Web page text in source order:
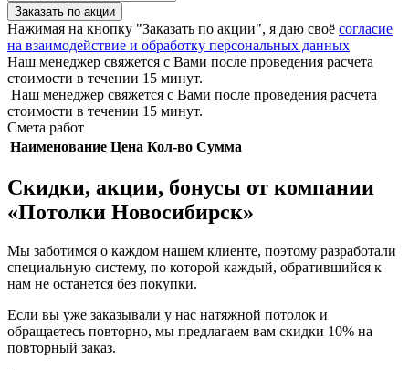
Заказать по акции
Нажимая на кнопку "Заказать по акции", я даю своё согласие
на взаимодействие и обработку персональных данных
Наш менеджер свяжется с Вами после проведения расчета
стоимости в течении 15 минут.
Наш менеджер свяжется с Вами после проведения расчета
стоимости в течении 15 минут.
Смета работ
Наименование Цена Кол-во Сумма
Скидки, акции, бонусы от компании
«Потолки Новосибирск»
Мы заботимся о каждом нашем клиенте, поэтому разработали
специальную систему, по которой каждый, обратившийся к
нам не останется без покупки.
Если вы уже заказывали у нас натяжной потолок и
обращаетесь повторно, мы предлагаем вам скидки 10% на
повторный заказ.